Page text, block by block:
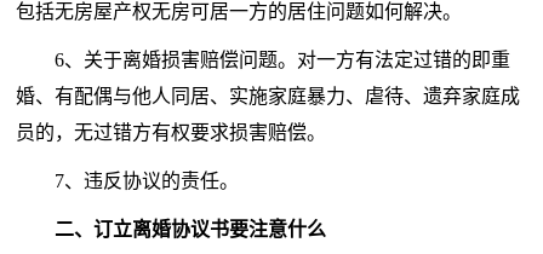
包括无房屋产权无房可居一方的居住问题如何解决。
6、关于离婚损害赔偿问题。对一方有法定过错的即重
婚、有配偶与他人同居、实施家庭暴力、虐待、遗弃家庭成
员的，无过错方有权要求损害赔偿。
7、违反协议的责任。
二、订立离婚协议书要注意什么